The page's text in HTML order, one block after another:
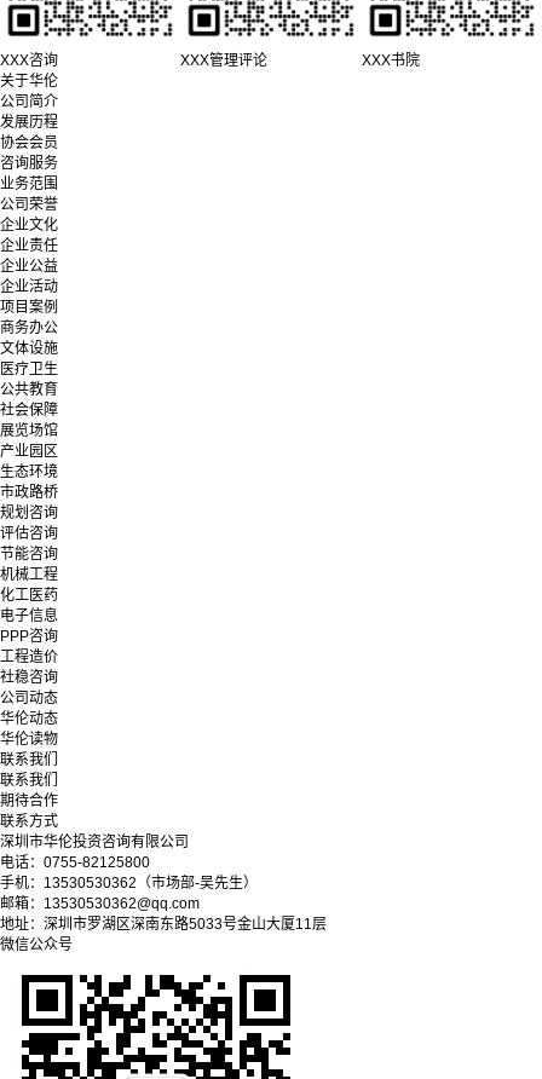
XXX咨询 XXX管理评论
XXX书院
关于华伦
公司简介
发展历程
协会会员
咨询服务
业务范围
公司荣誉
企业文化
企业责任
企业公益
企业活动
项目案例
商务办公
文体设施
医疗卫生
公共教育
社会保障
展览场馆
产业园区
生态环境
市政路桥
规划咨询
评估咨询
节能咨询
机械工程
化工医药
电子信息
PPP咨询
工程造价
社稳咨询
公司动态
华伦动态
华伦读物
联系我们
联系我们
期待合作
联系方式
深圳市华伦投资咨询有限公司
电话：0755-82125800
手机：13530530362（市场部-吴先生）
邮箱：13530530362@qq.com
地址：深圳市罗湖区深南东路5033号金山大厦11层
微信公众号